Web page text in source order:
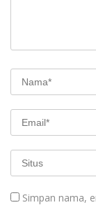
Simpan nama,